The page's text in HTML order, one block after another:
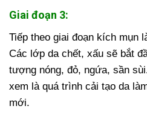
Giai đoạn 3:
Tiếp theo giai đoạn kích mụn
Các lớp da chết, xấu sẽ bắt
tượng nóng, đỏ, ngứa, sần
xem là quá trình cải tạo da
mới.